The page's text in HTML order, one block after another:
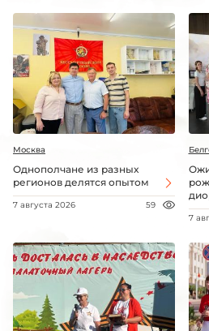
Москва
Однополчане из разных
регионов делятся опытом
7 августа 2026 59
7